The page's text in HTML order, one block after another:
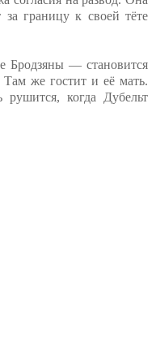
за границу к своей тёте
Бродзяны — становится
же гостит и её мать.
когда Дубельт